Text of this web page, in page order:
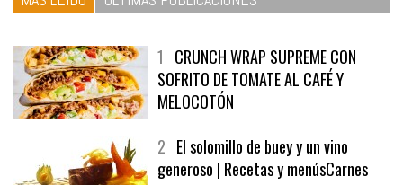
1 CRUNCH WRAP SUPREME CON
SOFRITO DE TOMATE AL CAFÉ Y
MELOCOTÓN
2 El solomillo de buey y un vino
generoso | Recetas y menúsCarnes